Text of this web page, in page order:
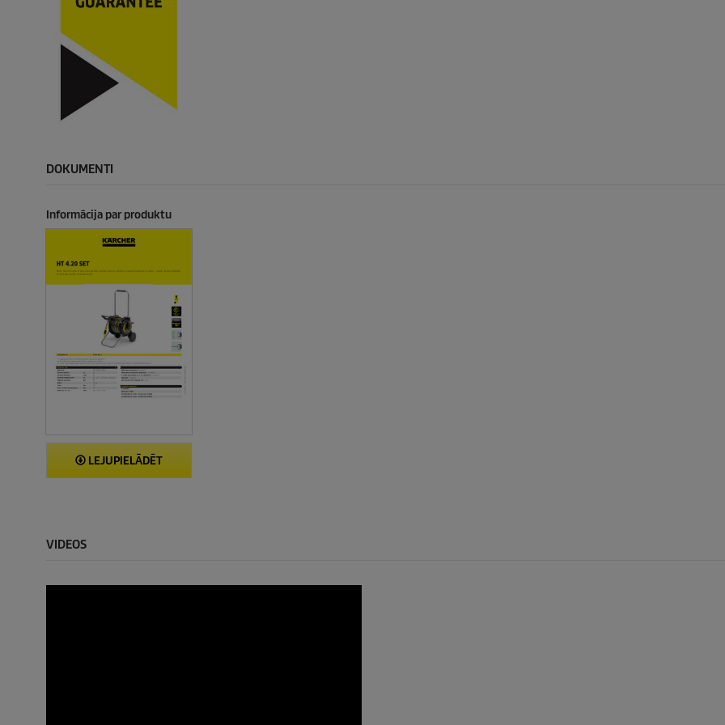
DOKUMENTI
Informācija par produktu
LEJUPIELĀDĒT
VIDEOS